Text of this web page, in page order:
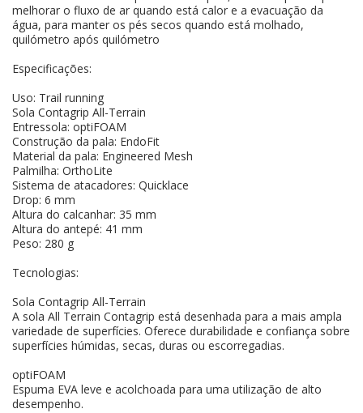
melhorar o fluxo de ar quando está calor e a evacuação da
água, para manter os pés secos quando está molhado,
quilómetro após quilómetro
Especificações:
Uso: Trail running
Sola Contagrip All-Terrain
Entressola: optiFOAM
Construção da pala: EndoFit
Material da pala: Engineered Mesh
Palmilha: OrthoLite
Sistema de atacadores: Quicklace
Drop: 6 mm
Altura do calcanhar: 35 mm
Altura do antepé: 41 mm
Peso: 280 g
Tecnologias:
Sola Contagrip All-Terrain
A sola All Terrain Contagrip está desenhada para a mais ampla
variedade de superfícies. Oferece durabilidade e confiança sobre
superfícies húmidas, secas, duras ou escorregadias.
optiFOAM
Espuma EVA leve e acolchoada para uma utilização de alto
desempenho.